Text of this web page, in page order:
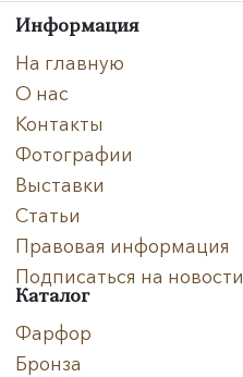
Информация
На главную
О нас
Контакты
Фотографии
Выставки
Статьи
Правовая информация
Подписаться на новости
Каталог
Фарфор
Бронза